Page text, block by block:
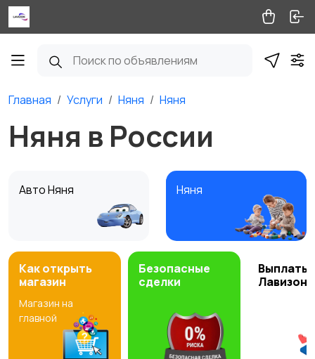
Главная Услуги Няня Няня
Няня в России
Авто Няня Няня
Как открыть
магазин
Магазин на
главной
Безопасные
сделки
Выплаты
Лавизон